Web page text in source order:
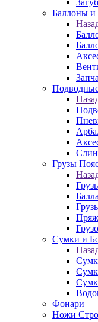
Баллоны и
Грузы
Сумки и
Фонари
Ножи